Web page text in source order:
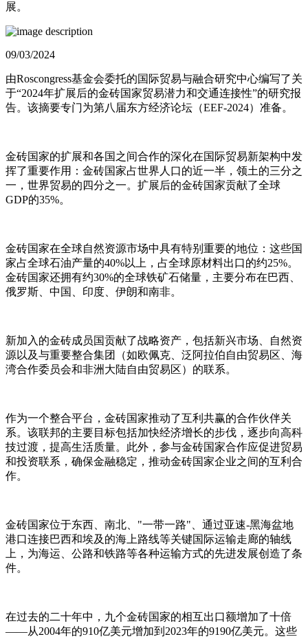
展。
09/03/2024
由Roscongress基金会委托的国际贸易与融合研究中心编写了关
于“2024年扩展后的金砖国家贸易潜力和交通连接性”的研究报
告。该摘要专门为第八届东方经济论坛（EEF-2024）准备。
金砖国家的扩展和各国之间合作的深化在国际贸易新架构中发
挥了重要作用：金砖国家占世界人口的近一半，领土的三分之
一，世界贸易的四分之一。扩展后的金砖国家贡献了全球
GDP的35%。
金砖国家在全球自然资源市场中具有特别重要的地位：这些国
家占全球石油产量的40%以上，占全球原材料出口的约25%。
金砖国家还拥有约30%的全球铁矿石储量，主要分布在巴西、
俄罗斯、中国、印度、伊朗和南非。
新加入的金砖成员国贡献了战略资产，包括新兴市场、自然资
源以及与重要整合集团（如欧佩克、泛阿拉伯自由贸易区、海
湾合作委员会和非洲大陆自由贸易区）的联系。
作为一个整合平台，金砖国家推动了互利共赢的合作伙伴关
系。该联邦的主要目标包括加快经济增长的步伐，逐步向高科
技过渡，提高生活质量。此外，参与金砖国家合作应促进贸易
和投资联系，确保金融稳定，推动金砖国家企业之间的互利合
作。
金砖国家位于东西、南北、"一带一路"、通过亚速-黑海盆地
港口连接巴西和埃及的海上路线等关键国际运输走廊的轴线
上，为海运、公路和铁路等各种运输方式的先进发展创造了条
件。
在过去的二十年中，九个金砖国家的相互出口额增加了十倍
——从2004年的910亿美元增加到2023年的9190亿美元。这些